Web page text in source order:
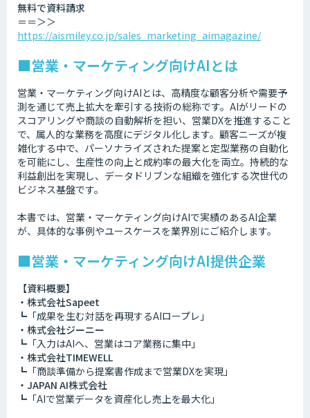
無料で資料請求
＝＝＞＞
https://aismiley.co.jp/sales_marketing_aimagazine/
■営業・マーケティング向けAIとは
営業・マーケティング向けAIとは、高精度な顧客分析や需要予
測を通じて売上拡大を牽引する技術の総称です。AIがリードの
スコアリングや商談の自動解析を担い、営業DXを推進すること
で、属人的な業務を高度にデジタル化します。顧客ニーズが複
雑化する中で、パーソナライズされた提案と定型業務の自動化
を可能にし、生産性の向上と成約率の最大化を両立。持続的な
利益創出を実現し、データドリブンな組織を強化する次世代の
ビジネス基盤です。
本書では、営業・マーケティング向けAIで実績のあるAI企業
が、具体的な事例やユースケースを業界別にご紹介します。
■営業・マーケティング向けAI提供企業
【資料概要】
・株式会社Sapeet
┗「成果を生む対話を再現するAIロープレ」
・株式会社ジーニー
┗「入力はAIへ、営業はコア業務に集中」
・株式会社TIMEWELL
┗「商談準備から提案書作成まで営業DXを実現」
・JAPAN AI株式会社
┗「AIで営業データを資産化し売上を最大化」